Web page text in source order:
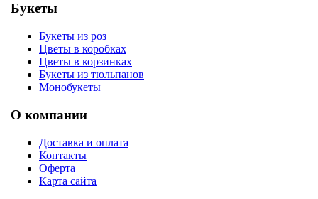
Букеты
Букеты из роз
Цветы в коробках
Цветы в корзинках
Букеты из тюльпанов
Монобукеты
О компании
Доставка и оплата
Контакты
Оферта
Карта сайта